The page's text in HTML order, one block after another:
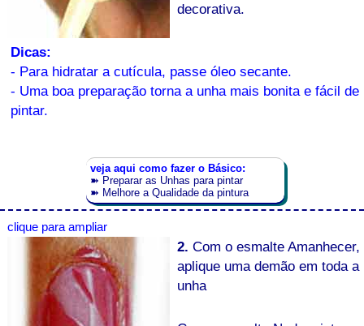
decorativa.
Dicas:
- Para hidratar a cutícula, passe óleo secante.
- Uma boa preparação torna a unha mais bonita e fácil de
pintar.
veja aqui como fazer o Básico:
➽ Preparar as Unhas para pintar
➽ Melhore a Qualidade da pintura
clique para ampliar
2. Com o esmalte Amanhecer,
aplique uma demão em toda a
unha